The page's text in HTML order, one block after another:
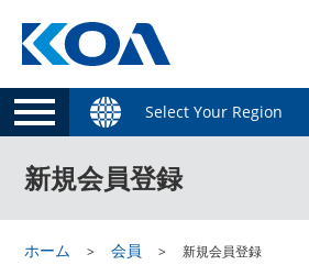
Select Your Region
新規会員登録
ホーム 会員 新規会員登録